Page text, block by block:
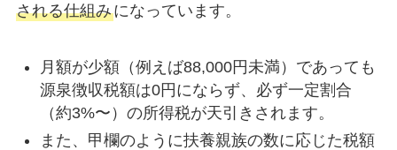
される仕組みになっています。
月額が少額（例えば88,000円未満）であっても
源泉徴収税額は0円にならず、必ず一定割合
（約3%〜）の所得税が天引きされます。
また、甲欄のように扶養親族の数に応じた税額